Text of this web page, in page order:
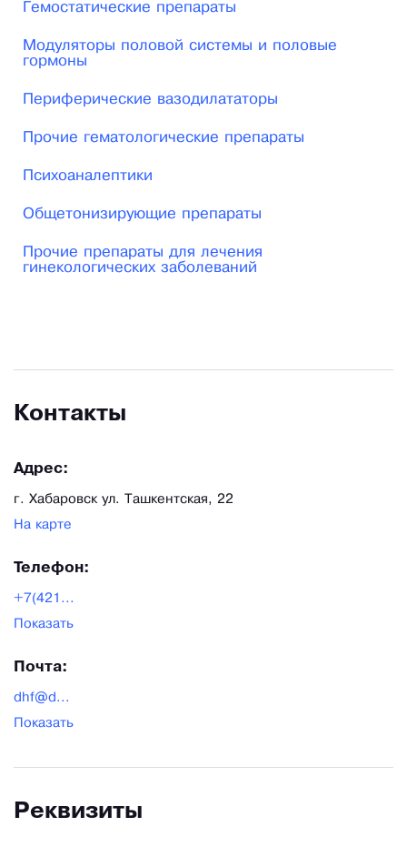
Гемостатические препараты
Модуляторы половой системы и половые
гормоны
Периферические вазодилататоры
Прочие гематологические препараты
Психоаналептики
Общетонизирующие препараты
Прочие препараты для лечения
гинекологических заболеваний
Контакты
Адрес:
г. Хабаровск ул. Ташкентская, 22
На карте
Телефон:
+7(421...
Показать
Почта:
dhf@d...
Показать
Реквизиты